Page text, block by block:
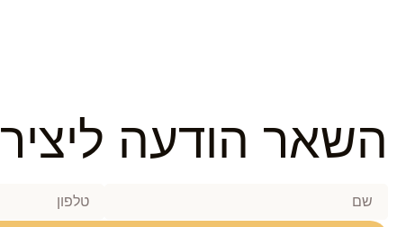
השאר הודעה